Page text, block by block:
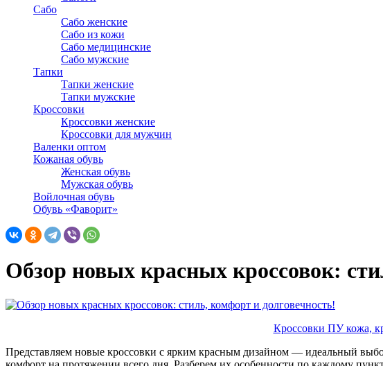
Сабо
Сабо женские
Сабо из кожи
Сабо медицинские
Сабо мужские
Тапки
Тапки женские
Тапки мужские
Кроссовки
Кроссовки женские
Кроссовки для мужчин
Валенки оптом
Кожаная обувь
Женская обувь
Мужская обувь
Войлочная обувь
Обувь «Фаворит»
Обзор новых красных кроссовок:
Кроссовки ПУ кожа,
Представляем новые кроссовки с ярким красным дизайном — идеальный